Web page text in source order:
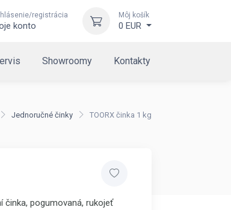
registrácia
konto
Môj košík
0 EUR
Showroomy Kontakty
Jednoručné činky TOORX činka 1 kg
činka, pogumovaná, rukojeť